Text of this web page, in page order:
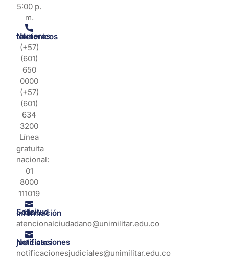
5:00 p.
m.
Números telefonicos
(+57)
(601)
650
0000
(+57)
(601)
634
3200
Línea
gratuita
nacional:
01
8000
111019
Solicitud de información
atencionalciudadano@unimilitar.edu.co
Notificaciones judiciales
notificacionesjudiciales@unimilitar.edu.co